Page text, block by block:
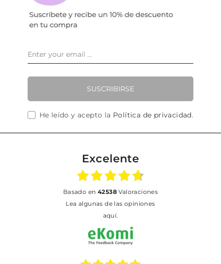
SUSCRIBIRSE
He leído y acepto la Política de privacidad.
Excelente
basado en 42538Valoraciones
Lea algunas de las opiniones
aquí.